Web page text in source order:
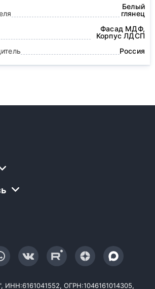
Белый
глянец
Фасад МДФ,
Корпус ЛДСП
Россия
ИНН:6161041552, ОГРН:1046161014305,